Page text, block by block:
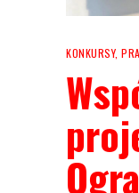
KONKURSY,